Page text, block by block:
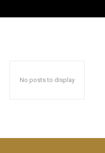
No posts to display